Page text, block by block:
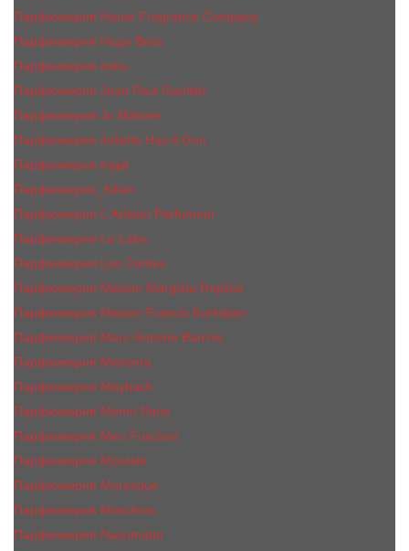
Парфюмерия Haute Fragrance Company
Парфюмерия Hugo Boss
Парфюмерия Initio
Парфюмерия Jean Paul Gaultier
Парфюмерия Jо Malоnе
Парфюмерия Juliette Has A Gun
Парфюмерия Kajal
Парфюмерия_КiIiаn
Парфюмерия L'Artisan Parfumeur
Парфюмерия Le Labo
Парфюмерия Les Contes
Парфюмерия Maison Margiela Replica
Парфюмерия Maison Francis Kurkdjian
Парфюмерия Marc-Antoine Barrois
Парфюмерия Mancera
Парфюмерия Maybach
Парфюмерия Memo Paris
Парфюмерия Meo Fusciuni
Парфюмерия Montale
Парфюмерия Moresque
Парфюмерия Moschino
Парфюмерия Nasomatto